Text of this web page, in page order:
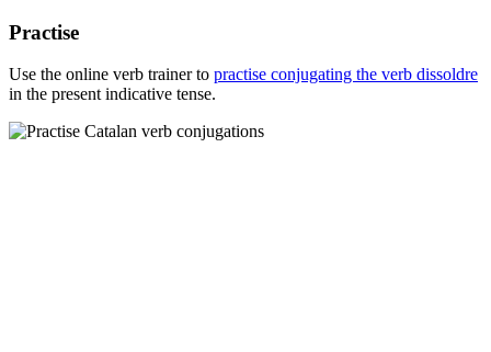
Practise
Use the online verb trainer to practise conjugating the verb dissoldre
in the present indicative tense.